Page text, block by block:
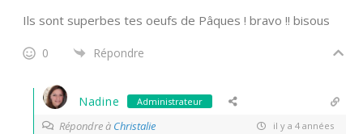
Ils sont superbes tes oeufs de Pâques ! bravo !! bisous
0 Répondre
Nadine Administrateur
Répondre à Christalie il y a 4 années